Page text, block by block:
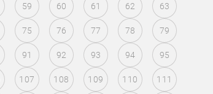
59 60 61 62 63
75 76 77 78 79
91 92 93 94 95
107 108 109 110 111